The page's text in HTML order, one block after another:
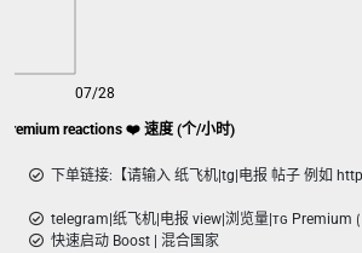
纸飞机|TG|电报 ᴛɢ Premium reactions ❤️ 速度 (个/小时)
07/28
下单链接:【请输入 纸飞机|tg|电报 帖子 例如
telegram|纸飞机|电报 view|浏览量|ᴛɢ Premium
快速启动 Boost | 混合国家